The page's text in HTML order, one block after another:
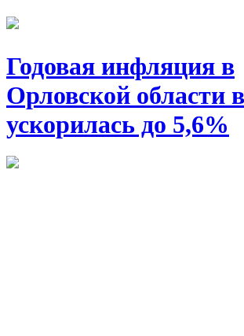
Годовая инфляция в
Орловской области
ускорилась до 5,6%